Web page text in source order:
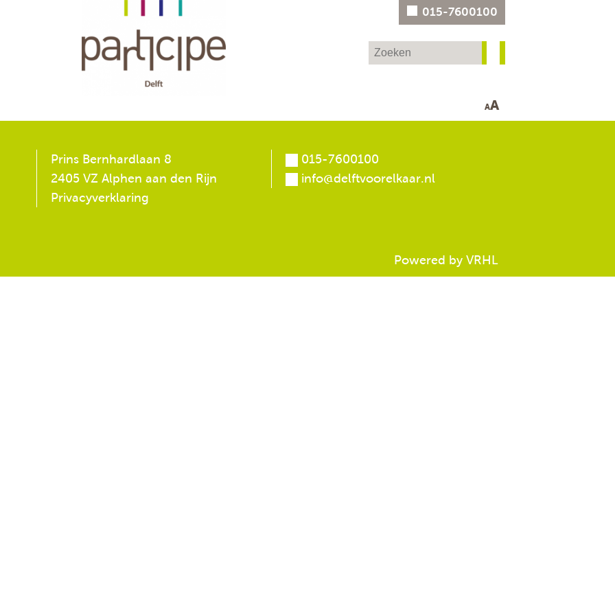
015-7600100
AA
Prins Bernhardlaan 8
2405 VZ Alphen aan den Rijn
Privacyverklaring
015-7600100
info@delftvoorelkaar.nl
Powered by VRHL